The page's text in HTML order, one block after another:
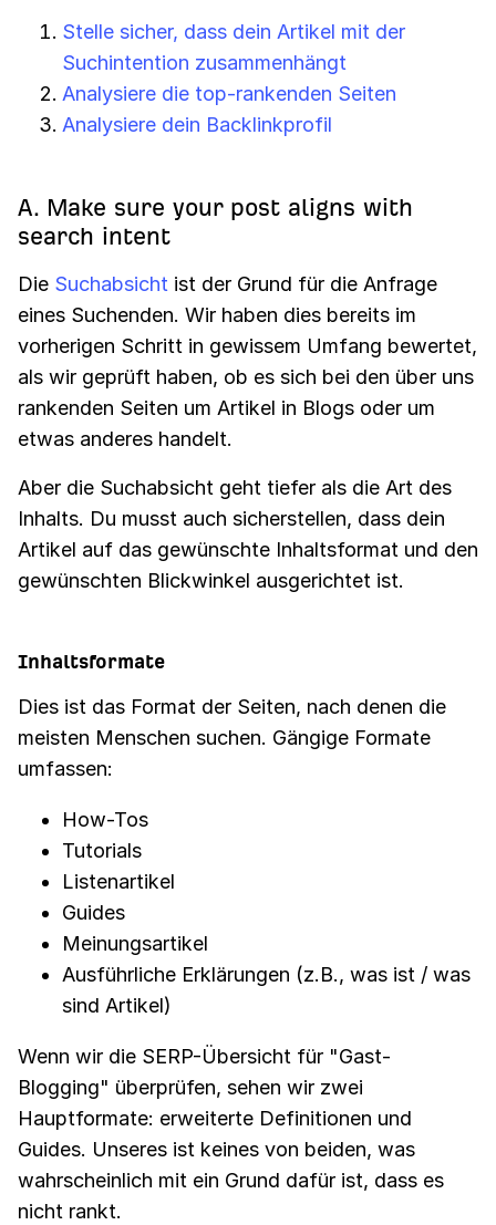
Stelle sicher, dass dein Artikel mit der
Suchintention zusammenhängt
Analysiere die top-rankenden Seiten
Analysiere dein Backlinkprofil
A. Make sure your post aligns with
search intent
Die Suchabsicht ist der Grund für die Anfrage
eines Suchenden. Wir haben dies bereits im
vorherigen Schritt in gewissem Umfang bewertet,
als wir geprüft haben, ob es sich bei den über uns
rankenden Seiten um Artikel in Blogs oder um
etwas anderes handelt.
Aber die Suchabsicht geht tiefer als die Art des
Inhalts. Du musst auch sicherstellen, dass dein
Artikel auf das gewünschte Inhaltsformat und den
gewünschten Blickwinkel ausgerichtet ist.
Inhaltsformate
Dies ist das Format der Seiten, nach denen die
meisten Menschen suchen. Gängige Formate
umfassen:
How-Tos
Tutorials
Listenartikel
Guides
Meinungsartikel
Ausführliche Erklärungen (z.B., was ist / was
sind Artikel)
Wenn wir die SERP-Übersicht für "Gast-
Blogging" überprüfen, sehen wir zwei
Hauptformate: erweiterte Definitionen und
Guides. Unseres ist keines von beiden, was
wahrscheinlich mit ein Grund dafür ist, dass es
nicht rankt.